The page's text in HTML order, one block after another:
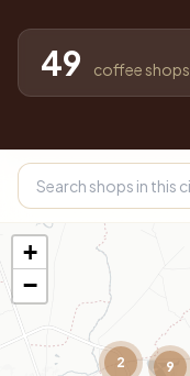
49 coffee shops
2 9
+
−